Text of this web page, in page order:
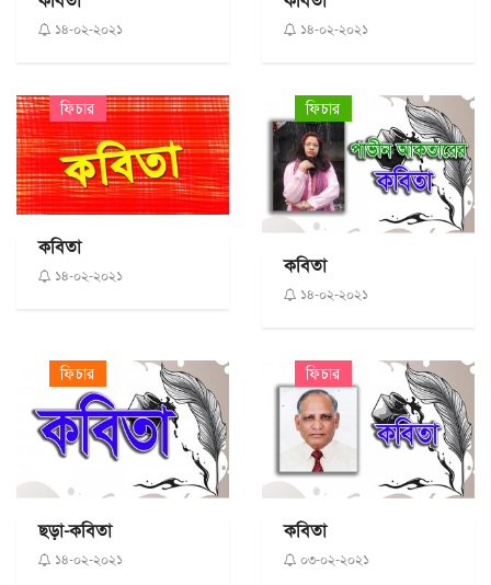
১৪-০২-২০২১ ১৪-০২-২০২১
ফিচার
কবিতা
১৪-০২-২০২১
ফিচার
কবিতা
১৪-০২-২০২১
ফিচার
ছড়া-কবিতা
১৪-০২-২০২১
ফিচার
কবিতা
০৩-০২-২০২১